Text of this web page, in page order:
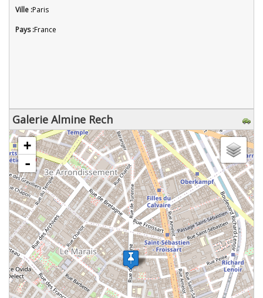
Ville :Paris
Pays :France
Galerie Almine Rech
chargement de la carte - veuillez patienter...
+
-